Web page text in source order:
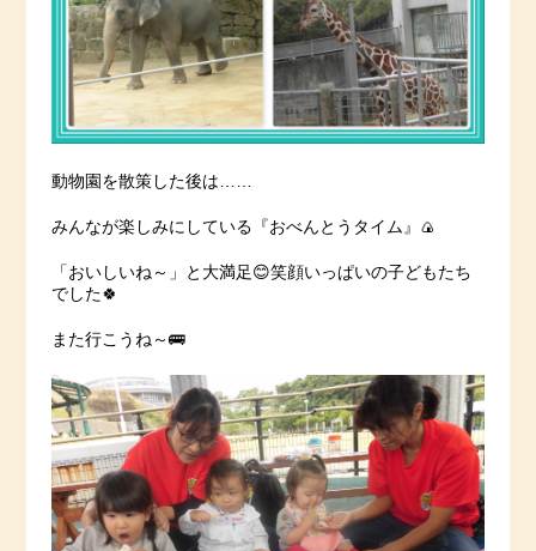
動物園を散策した後は……
みんなが楽しみにしている『おべんとうタイム』🍙
「おいしいね～」と大満足😊笑顔いっぱいの子どもたち
でした🍀
また行こうね～🚌